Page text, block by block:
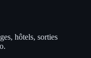
hôtels, sorties